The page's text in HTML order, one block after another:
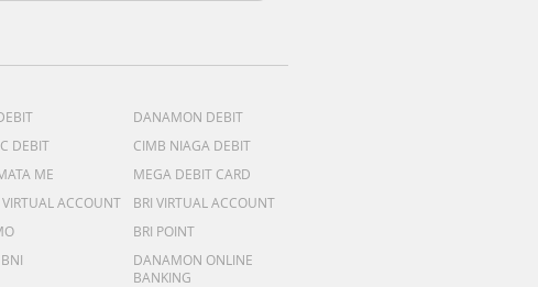
DANAMON DEBIT
DEBIT
CIMB NIAGA DEBIT
ME
MEGA DEBIT CARD
ACCOUNT
BRI VIRTUAL ACCOUNT
BRI POINT
BNI
DANAMON ONLINE
BANKING